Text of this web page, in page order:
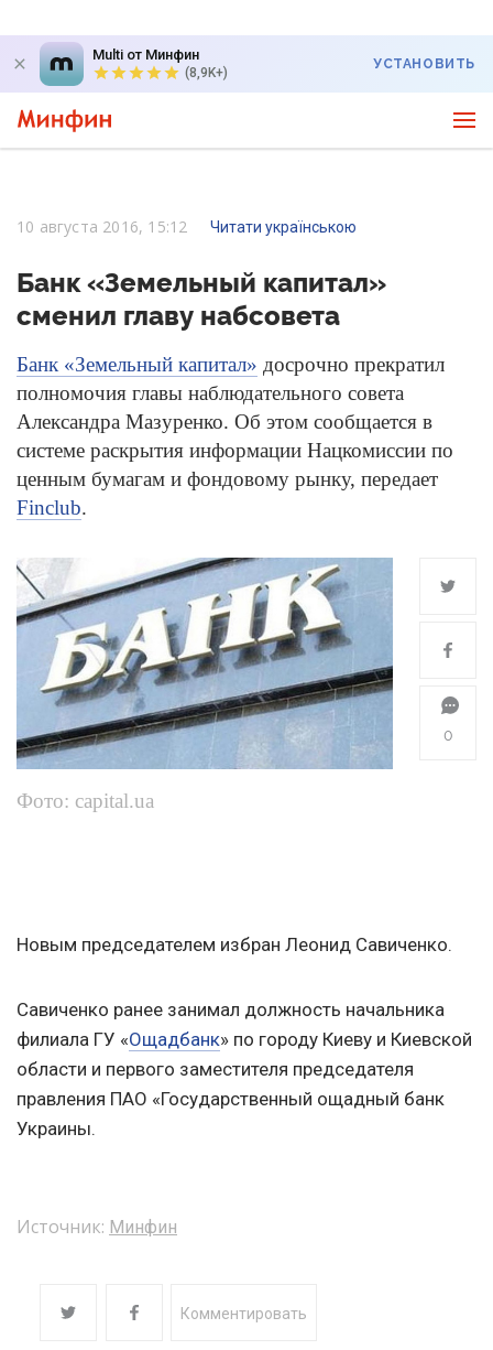
Multi от Минфин
(8,9K+)
УСТАНОВИТЬ
10 августа 2016, 15:12 Читати українською
Банк «Земельный капитал»
сменил главу набсовета
Банк «Земельный капитал» досрочно прекратил
полномочия главы наблюдательного совета
Александра Мазуренко. Об этом сообщается в
системе раскрытия информации Нацкомиссии по
ценным бумагам и фондовому рынку, передает
Finclub.
Фото: capital.ua
0
Новым председателем избран Леонид Савиченко.
Савиченко ранее занимал должность начальника
филиала ГУ «Ощадбанк» по городу Киеву и Киевской
области и первого заместителя председателя
правления ПАО «Государственный ощадный банк
Украины.
Источник: Минфин
Комментировать